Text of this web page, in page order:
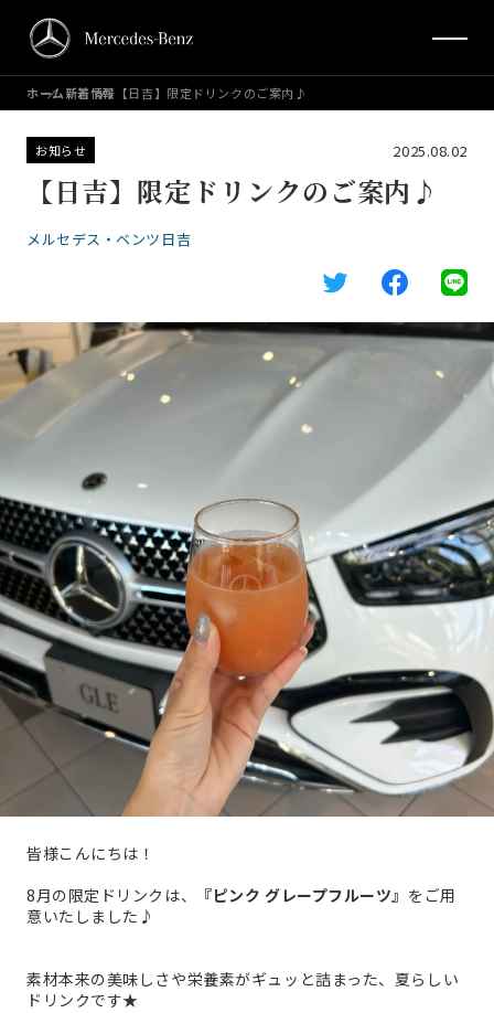
ホーム新着情報 【日吉】限定ドリンクのご案内♪
お知らせ 2025.08.02
【日吉】限定ドリンクのご案内♪
メルセデス・ベンツ日吉
皆様こんにちは！
8月の限定ドリンクは、
『ピンク グレープフルーツ』 をご用
意いたしました♪
素材本来の美味しさや栄養素がギュッと詰まった、夏らしい
ドリンクです★